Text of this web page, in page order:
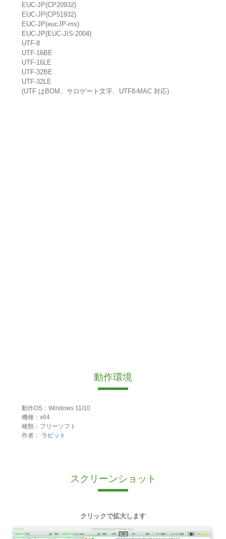
EUC-JP(CP20932)
EUC-JP(CP51932)
EUC-JP(eucJP-ms)
EUC-JP(EUC-JIS-2004)
UTF-8
UTF-16BE
UTF-16LE
UTF-32BE
UTF-32LE
(UTF はBOM、サロゲート文字、UTF8-MAC 対応)
動作環境
動作OS：Windows 11/10
機種：x64
種類：フリーソフト
作者：
ラビット
スクリーンショット
クリックで拡大します